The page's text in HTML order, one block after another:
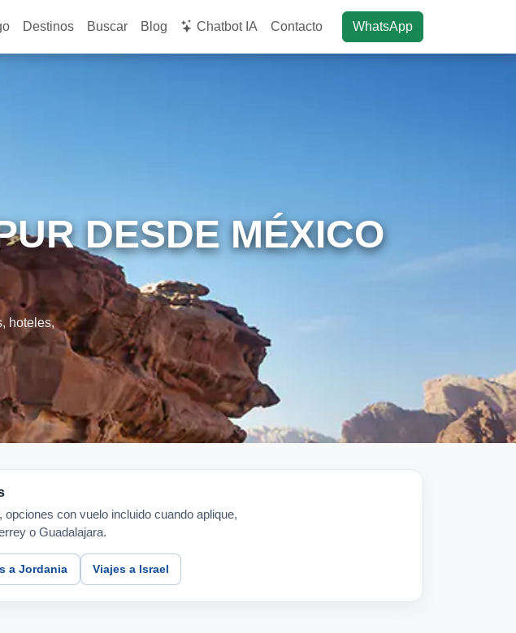
Destinos Buscar Blog Chatbot IA Contacto WhatsApp
DESDE MÉXICO
hoteles,
con vuelo incluido cuando aplique,
o Guadalajara.
a Jordania Viajes a Israel